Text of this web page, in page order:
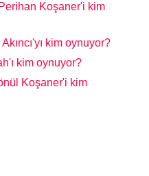
Koşaner'i kim
kim oynuyor?
kim oynuyor?
Koşaner'i kim